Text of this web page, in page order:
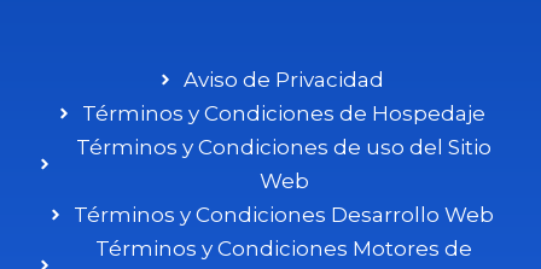
Aviso de Privacidad
Términos y Condiciones de Hospedaje
Términos y Condiciones de uso del Sitio
Web
Términos y Condiciones Desarrollo Web
Términos y Condiciones Motores de